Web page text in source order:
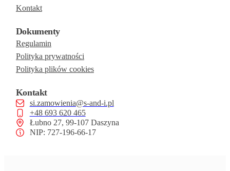
Kontakt
Dokumenty
Regulamin
Polityka prywatności
Polityka plików cookies
Kontakt
si.zamowienia@s-and-i.pl
+48 693 620 465
Łubno 27, 99-107 Daszyna
NIP: 727-196-66-17